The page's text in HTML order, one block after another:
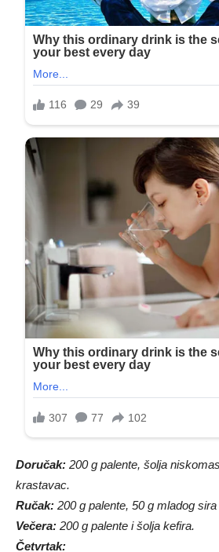
Doručak: 200 g palente, šolja
krastavac.
Ručak: 200 g palente, 50 g mladog
Večera: 200 g palente i šolja kefira.
Četvrtak: